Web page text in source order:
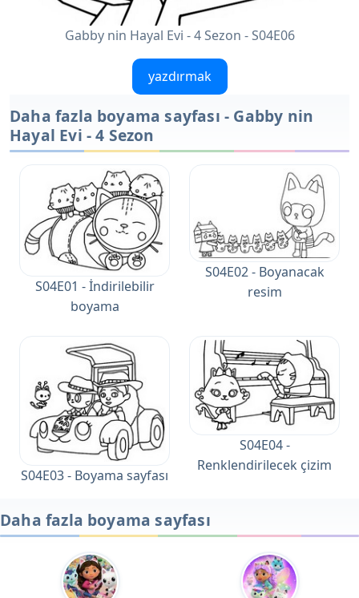
Gabby nin Hayal Evi - 4 Sezon - S04E06
yazdırmak
Daha fazla boyama sayfası - Gabby nin
Hayal Evi - 4 Sezon
S04E01 - İndirilebilir
boyama
S04E02 - Boyanacak
resim
S04E03 - Boyama sayfası
S04E04 -
Renklendirilecek çizim
Daha fazla boyama sayfası